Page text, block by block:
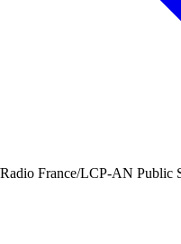
France/LCP-AN Public